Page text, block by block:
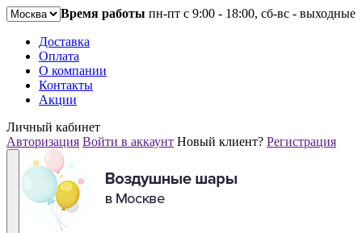
Время работы пн-пт с 9:00 - 18:00, сб-вс - выходные
Доставка
Оплата
О компании
Контакты
Акции
Личный кабинет
Авторизация Войти в аккаунт Новый клиент? Регистрация